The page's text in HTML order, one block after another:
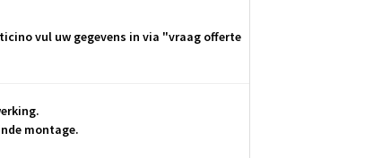
vul uw gegevens in via "vraag offerte
montage.